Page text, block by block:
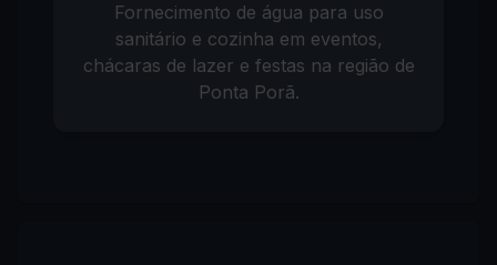
Fornecimento de água para uso
sanitário e cozinha em eventos,
chácaras de lazer e festas na região de
Ponta Porã.